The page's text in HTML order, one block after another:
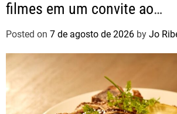
filmes em um convite ao
autoconhecimento
Posted on 7 de agosto de 2026 by Jo